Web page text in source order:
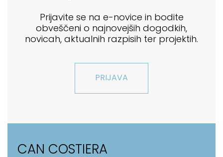
Prijavite se na e-novice in bodite
obveščeni o najnovejših dogodkih,
novicah, aktualnih razpisih ter projektih.
PRIJAVA
CAN COSTIERA